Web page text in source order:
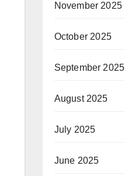
November 2025
October 2025
September 2025
August 2025
July 2025
June 2025